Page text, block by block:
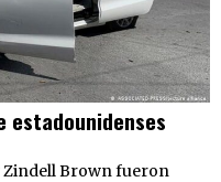
estadounidenses
Zindell Brown fueron